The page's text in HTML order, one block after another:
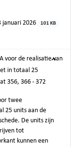
januari 2026
101 KB
voor de realisatie van
in totaal 25
356, 366 - 372
twee
25 units aan de
De units zijn
tot
kunnen een